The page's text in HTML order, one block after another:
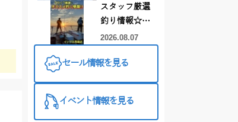
ーダー偏光グ
ラス受注会～
スタッフ厳選
釣り情報☆彡
連休は何釣り
♪【イシグロ
2026.08.07
セール情報を見る
イベント情報を見る